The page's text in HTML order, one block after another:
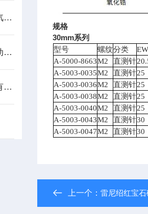
SJ-411三丰粗糙度仪在汽车零部件制造中的重要作用
SJ-411三丰粗糙度仪移动检测模式
SJ-411三丰粗糙度仪具有背光功能
规格
30mm系列
型号
螺纹分类
A-5000-8663M2 直测针
A-5003-0035M2 直测针25
A-5003-0036M2 直测针25
A-5003-0038M2 直测针25
A-5003-0040M2 直测针25
A-5003-0043M2 直测针30
A-5003-0047M2 直测针30
上一个：雷尼绍红宝石